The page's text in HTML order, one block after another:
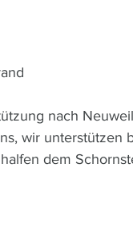
nach
wir
dem